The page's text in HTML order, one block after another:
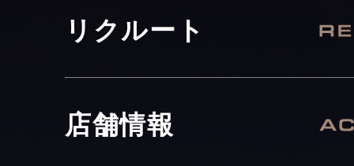
リクルート
店舗情報